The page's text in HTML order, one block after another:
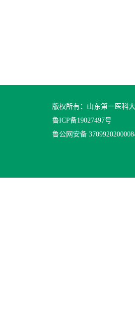
版权所有：山东第一医科
鲁ICP备19027497号
鲁公网安备